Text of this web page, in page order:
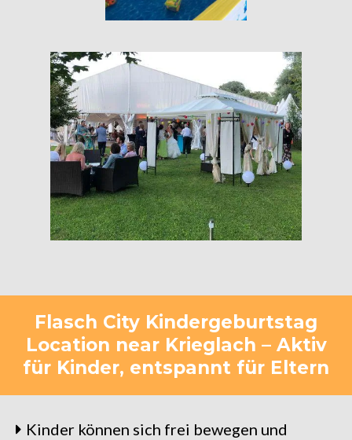
Flasch City Kindergeburtstag
Location near Krieglach – Aktiv
für Kinder, entspannt für Eltern
Kinder können sich frei bewegen und